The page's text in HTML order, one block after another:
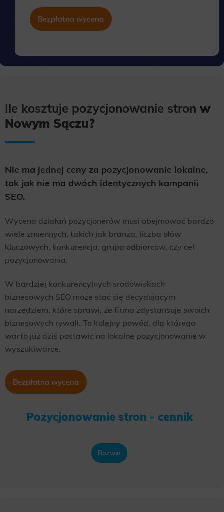
Scope responsible for displaying personalized ads that may be of interest to the user based on browsing history and
habits and demographic criteria. Also, third-party files that, in conjunction with files installed while browsing other
websites, profile the user, providing him or her with the marketing, advertising and retargeting content deemed most
Bezpłatna wycena
Ile kosztuje pozycjonowanie stron w
Nowym Sączu?
Nie ma jednej ceny za pozycjonowanie lokalne,
tak jak nie ma dwóch identycznych kampanii
SEO.
Wycena działań pozycjonerów musi obejmować bardzo
wiele zmiennych, takich jak branża, liczba słów
kluczowych, konkurencja, grupa odbiorców, czy cel
pozycjonowania.
W bardziej konkurencyjnych środowiskach
biznesowych SEO może stać się decydującym
narzędziem, które sprawi, że firma zdystansuje swoich
biznesowych rywali. To kolejny powód, dla którego
warto już dziś postawić na lokalne pozycjonowanie w
wyszukiwarce.
Bezpłatna wycena
Pozycjonowanie stron - cennik
Rozwiń